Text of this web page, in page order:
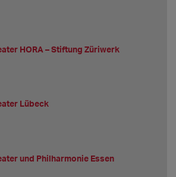
HORA – Stiftung Züriwerk
Lübeck
und Philharmonie Essen